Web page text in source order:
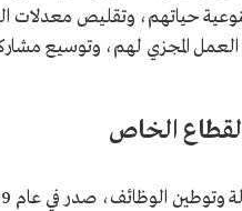
حياتهم، وتقليص معدلات
المجزي لهم، وتوسيع
الخاص